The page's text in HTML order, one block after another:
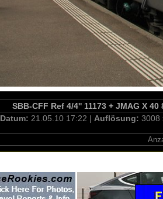
SBB-CFF Ref 4/4'' 11173 + JMAG X
Datum: 21.05.10 17:22 | Auflösung: 3008